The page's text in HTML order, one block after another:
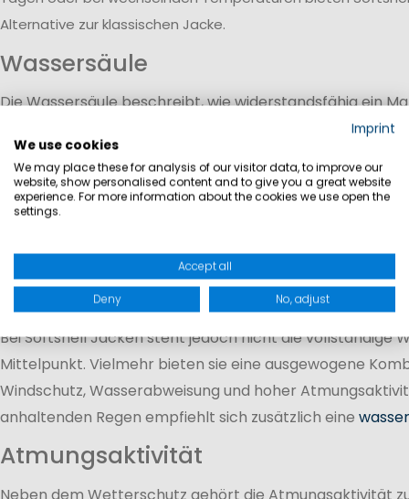
Alternative zur klassischen Jacke.
Wassersäule
Die Wassersäule beschreibt, wie widerstandsfähig ein
eindringendem Wasser ist. Sie wird in Millimetern (mm)
welchem Wasserdruck ein Stoff standhalten kann.
5.000 mm Wassersäule:Schutz bei leichtem
Schauern
wechselhaftem Wetter
10.000 mm und mehr:Erhöhter Wetterschutz für
im Freien
Bei Softshell Jacken steht jedoch nicht die vollständige
Mittelpunkt. Vielmehr bieten sie eine ausgewogene
Windschutz, Wasserabweisung und hoher
anhaltenden Regen empfiehlt sich zusätzlich eine
Atmungsaktivität
Neben dem Wetterschutz gehört die Atmungsaktivität
Imprint
We use cookies
We may place these for analysis of our visitor data, to improve our
website, show personalised content and to give you a great website
experience. For more information about the cookies we use open the
settings.
Accept all
Deny No, adjust